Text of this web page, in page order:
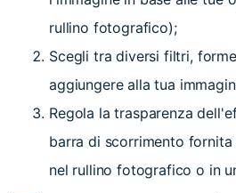
rullino fotografico);
Scegli tra diversi filtri,
aggiungere alla tua
Regola la trasparenza
barra di scorrimento
nel rullino fotografico o in